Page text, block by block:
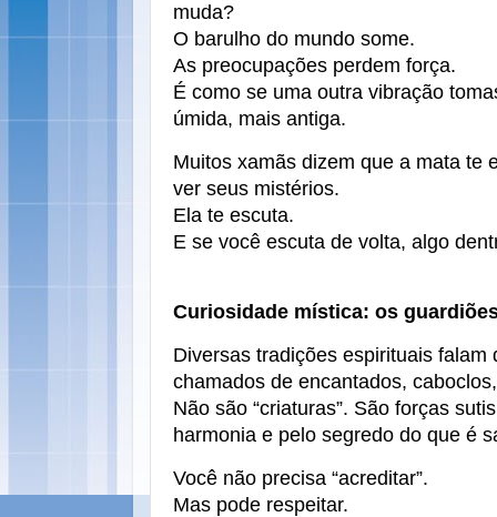
muda?
O barulho do mundo some.
As preocupações perdem força.
É como se uma outra vibração
úmida, mais antiga.
Muitos xamãs dizem que a mata te
ver seus mistérios.
Ela te escuta.
E se você escuta de volta, algo
Curiosidade mística: os
Diversas tradições espirituais
chamados de encantados,
Não são “criaturas”. São forças
harmonia e pelo segredo do que é
Você não precisa “acreditar”.
Mas pode respeitar.